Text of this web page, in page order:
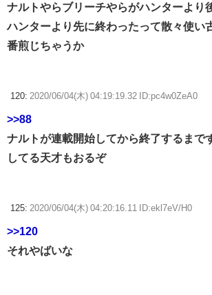
ナルトやらブリーチやらがハンターより
ハンターより先に終わったって散々使い
番煎じちゃうか
120: 2020/06/04(木) 04:19:19.32 ID:pc4w0ZeA0
>>88
ナルトが連載開始してから終了するまで
してる天才もおるぞ
125: 2020/06/04(木) 04:20:16.11 ID:ekl7eV/H0
>>120
それやばいな